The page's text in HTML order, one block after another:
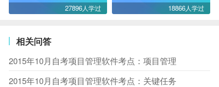
27896人学过 18866人学过
相关问答
2015年10月自考项目管理软件考点：项目管理
2015年10月自考项目管理软件考点：关键任务